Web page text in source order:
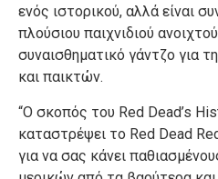
ενός ιστορικού, αλλά είναι
πλούσιου παιχνιδιού
συναισθηματικό γάντζο για
και παικτών.
“Ο σκοπός του Red Dead’s
καταστρέψει το Red Dead
για να σας κάνει